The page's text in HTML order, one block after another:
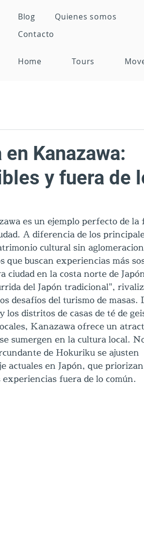
Blog
Quienes somos
Contacto
Home Tours
Kanazawa:
y fuera de
es un ejemplo perfecto de la
A diferencia de los
cultural sin
buscan experiencias más
ciudad en la costa norte de
del Japón tradicional",
desafíos del turismo de masas.
distritos de casas de té de
Kanazawa ofrece un
sumergen en la cultura local.
de Hokuriku se ajusten
actuales en Japón, que
fuera de lo común.